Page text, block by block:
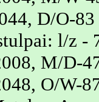
D/O-
l/z -
M/D-
O/W-